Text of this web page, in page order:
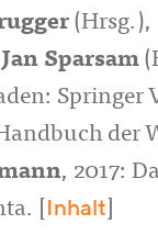
(Hrsg.),
Jan Sparsam
Springer
der
, 2017:
[ Inhalt